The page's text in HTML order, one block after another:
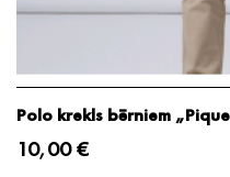
Polo krekls bērniem
10,00 €